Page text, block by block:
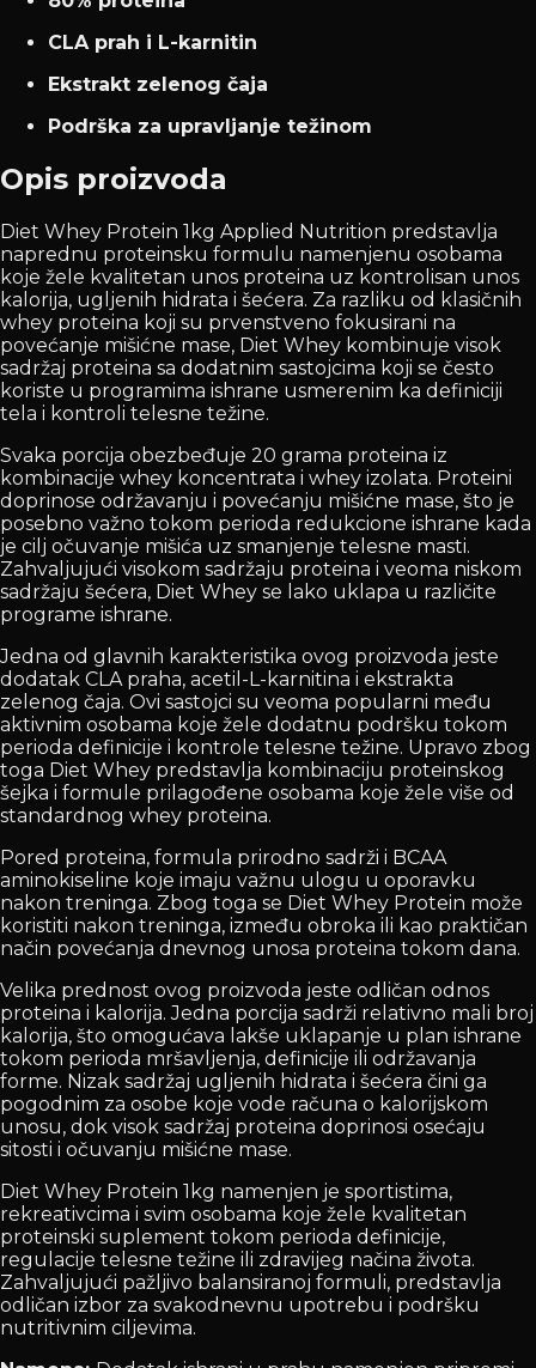
CLA prah i L-karnitin
Ekstrakt zelenog čaja
Podrška za upravljanje težinom
Opis proizvoda
Diet Whey Protein 1kg Applied Nutrition predstavlja
naprednu proteinsku formulu namenjenu osobama
koje žele kvalitetan unos proteina uz kontrolisan unos
kalorija, ugljenih hidrata i šećera. Za razliku od klasičnih
whey proteina koji su prvenstveno fokusirani na
povećanje mišićne mase, Diet Whey kombinuje visok
sadržaj proteina sa dodatnim sastojcima koji se često
koriste u programima ishrane usmerenim ka definiciji
tela i kontroli telesne težine.
Svaka porcija obezbeđuje 20 grama proteina iz
kombinacije whey koncentrata i whey izolata. Proteini
doprinose održavanju i povećanju mišićne mase, što je
posebno važno tokom perioda redukcione ishrane kada
je cilj očuvanje mišića uz smanjenje telesne masti.
Zahvaljujući visokom sadržaju proteina i veoma niskom
sadržaju šećera, Diet Whey se lako uklapa u različite
programe ishrane.
Jedna od glavnih karakteristika ovog proizvoda jeste
dodatak CLA praha, acetil-L-karnitina i ekstrakta
zelenog čaja. Ovi sastojci su veoma popularni među
aktivnim osobama koje žele dodatnu podršku tokom
perioda definicije i kontrole telesne težine. Upravo zbog
toga Diet Whey predstavlja kombinaciju proteinskog
šejka i formule prilagođene osobama koje žele više od
standardnog whey proteina.
Pored proteina, formula prirodno sadrži i BCAA
aminokiseline koje imaju važnu ulogu u oporavku
nakon treninga. Zbog toga se Diet Whey Protein može
koristiti nakon treninga, između obroka ili kao praktičan
način povećanja dnevnog unosa proteina tokom dana.
Velika prednost ovog proizvoda jeste odličan odnos
proteina i kalorija. Jedna porcija sadrži relativno mali broj
kalorija, što omogućava lakše uklapanje u plan ishrane
tokom perioda mršavljenja, definicije ili održavanja
forme. Nizak sadržaj ugljenih hidrata i šećera čini ga
pogodnim za osobe koje vode računa o kalorijskom
unosu, dok visok sadržaj proteina doprinosi osećaju
sitosti i očuvanju mišićne mase.
Diet Whey Protein 1kg namenjen je sportistima,
rekreativcima i svim osobama koje žele kvalitetan
proteinski suplement tokom perioda definicije,
regulacije telesne težine ili zdravijeg načina života.
Zahvaljujući pažljivo balansiranoj formuli, predstavlja
odličan izbor za svakodnevnu upotrebu i podršku
nutritivnim ciljevima.